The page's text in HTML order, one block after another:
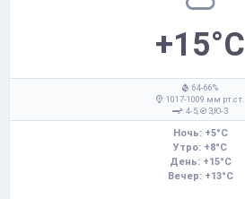
+15°C
: 64-66%
: 1017-1009 мм рт.ст.
: 4-5,
З,Ю-З
Ночь: +5°C
Утро: +8°C
День: +15°C
Вечер: +13°C